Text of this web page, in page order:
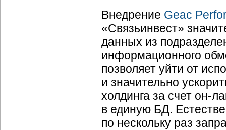
Внедрение Geac
«Связьинвест»
данных из
информационного
позволяет уйти от
и значительно
холдинга за счет он-
в единую БД.
по нескольку раз